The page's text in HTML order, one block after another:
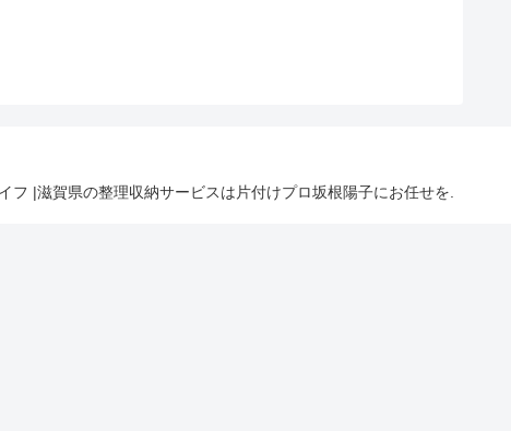
フ |滋賀県の整理収納サービスは片付けプロ坂根陽子にお任せを.